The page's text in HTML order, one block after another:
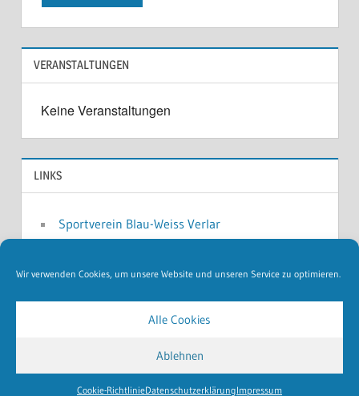
Wir verwenden Cookies, um unsere Website und unseren Service zu optimieren.
Alle Cookies
Ablehnen
Cookie-RichtlinieDatenschutzerklärungImpressum
VERANSTALTUNGEN
Keine Veranstaltungen
LINKS
Sportverein Blau-Weiss Verlar
Schützenverein Verlar
WordPress Theme: Treville by ThemeZee.